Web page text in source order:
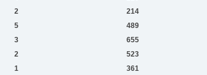
2 214
5 489
3 655
2 523
1 361